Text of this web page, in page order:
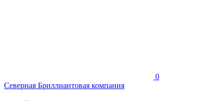
0
Северная Бриллиантовая компания